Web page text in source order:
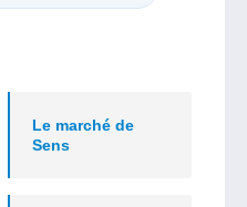
Le marché de
Sens